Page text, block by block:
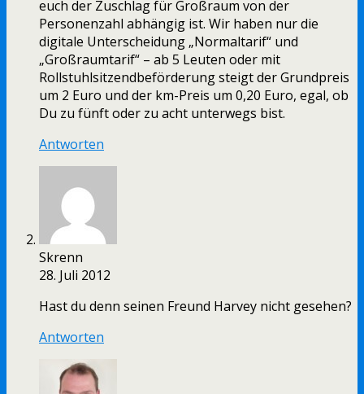
euch der Zuschlag für Großraum von der
Personenzahl abhängig ist. Wir haben nur die
digitale Unterscheidung „Normaltarif“ und
„Großraumtarif“ – ab 5 Leuten oder mit
Rollstuhlsitzendbeförderung steigt der Grundpreis
um 2 Euro und der km-Preis um 0,20 Euro, egal, ob
Du zu fünft oder zu acht unterwegs bist.
Antworten
Skrenn
28. Juli 2012
Hast du denn seinen Freund Harvey nicht gesehen?
Antworten